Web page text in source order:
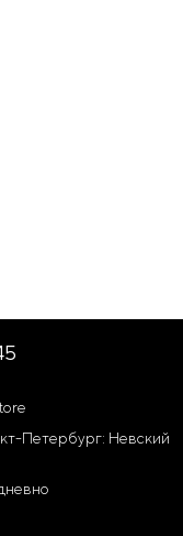
Петербург: Невский